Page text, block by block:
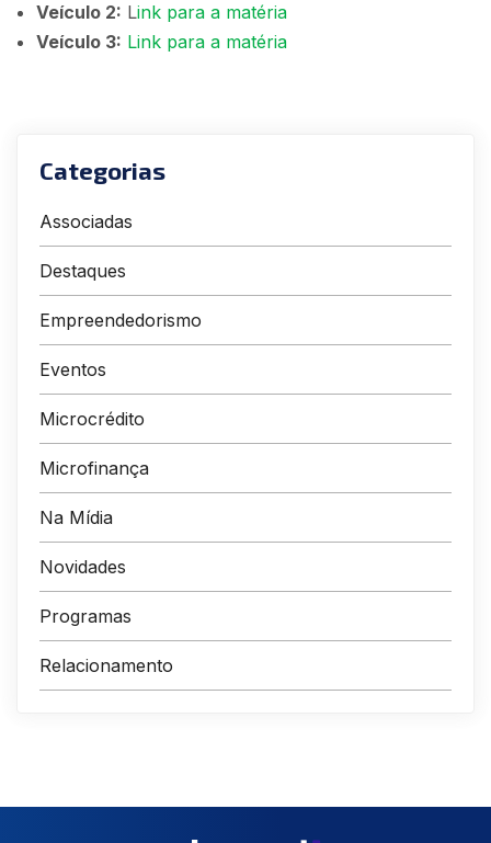
Veículo 2: Link para a matéria
Veículo 3: Link para a matéria
Categorias
Associadas
Destaques
Empreendedorismo
Eventos
Microcrédito
Microfinança
Na Mídia
Novidades
Programas
Relacionamento